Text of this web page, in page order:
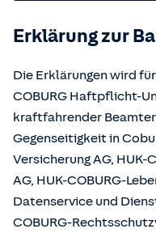
Erklärung zur
Die Erklärungen wird
COBURG Haftpflicht-
kraftfahrender
Gegenseitigkeit in
Versicherung AG, HUK-
AG, HUK-COBURG-
Datenservice und
COBURG-